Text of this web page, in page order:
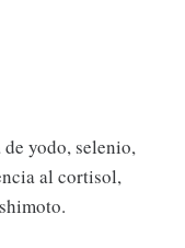
yodo, selenio,
al cortisol,